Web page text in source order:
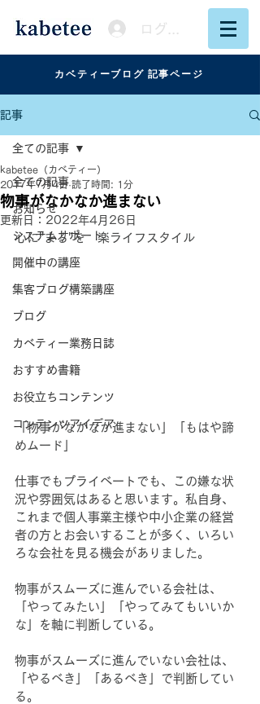
ログイン
カベティーブログ 記事ページ
記事
全ての記事
お知らせ
システムサポート
開催中の講座
集客ブログ構築講座
ブログ
カベティー業務日誌
おすすめ書籍
お役立ちコンテンツ
コンテンツアイデア
全ての記事
物事がなかなか進まない
kabetee（カベティー）
2017年7月4日 読了時間: 1分
更新日： 2022年4月26日
心に"まる"を　楽ライフスタイル
「物事がなかなか進まない」「もはや諦
めムード」
仕事でもプライベートでも、この嫌な状
況や雰囲気はあると思います。私自身、
これまで個人事業主様や中小企業の経営
者の方とお会いすることが多く、いろい
ろな会社を見る機会がありました。
物事がスムーズに進んでいる会社は、
「やってみたい」「やってみてもいいか
な」を軸に判断している。
物事がスムーズに進んでいない会社は、
「やるべき」「あるべき」で判断してい
る。